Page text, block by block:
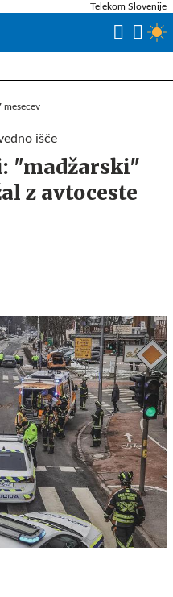
Telekom Slovenije
mesecev
išče
"madžarski"
z avtoceste